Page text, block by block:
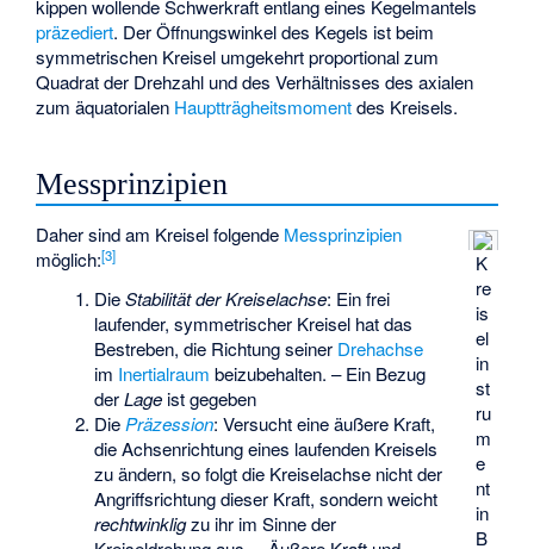
kippen wollende Schwerkraft entlang eines Kegelmantels
präzediert. Der Öffnungswinkel des Kegels ist beim
symmetrischen Kreisel umgekehrt proportional zum
Quadrat der Drehzahl und des Verhältnisses des axialen
zum äquatorialen Hauptträgheitsmomentdes Kreisels.
Messprinzipien
K
re
is
el
in
st
ru
m
e
nt
in
B
Daher sind am Kreisel folgende Messprinzipien
möglich:[3]
DieStabilität der Kreiselachse: Ein frei
laufender, symmetrischer Kreisel hat das
Bestreben, die Richtung seiner Drehachse
im Inertialraum beizubehalten. – Ein Bezug
derLage ist gegeben
DiePräzession: Versucht eine äußere Kraft,
die Achsenrichtung eines laufenden Kreisels
zu ändern, so folgt die Kreiselachse nicht der
Angriffsrichtung dieser Kraft, sondern weicht
rechtwinkligzu ihr im Sinne der